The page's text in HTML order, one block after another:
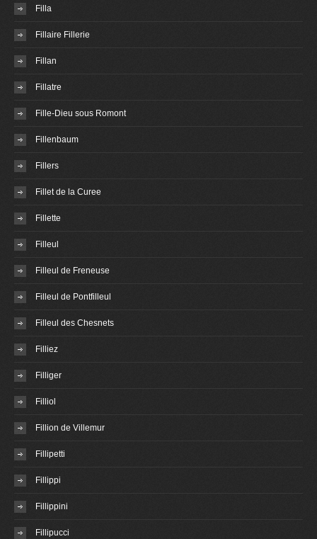
Filla
Fillaire Fillerie
Fillan
Fillatre
Fille-Dieu sous Romont
Fillenbaum
Fillers
Fillet de la Curee
Fillette
Filleul
Filleul de Freneuse
Filleul de Pontfilleul
Filleul des Chesnets
Filliez
Filliger
Filliol
Fillion de Villemur
Fillipetti
Fillippi
Fillippini
Fillipucci